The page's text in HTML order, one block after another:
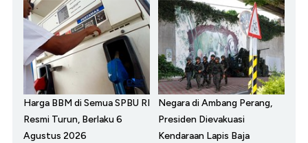
Harga BBM di Semua SPBU RI
Resmi Turun, Berlaku 6
Agustus 2026
Negara di Ambang Perang,
Presiden Dievakuasi
Kendaraan Lapis Baja